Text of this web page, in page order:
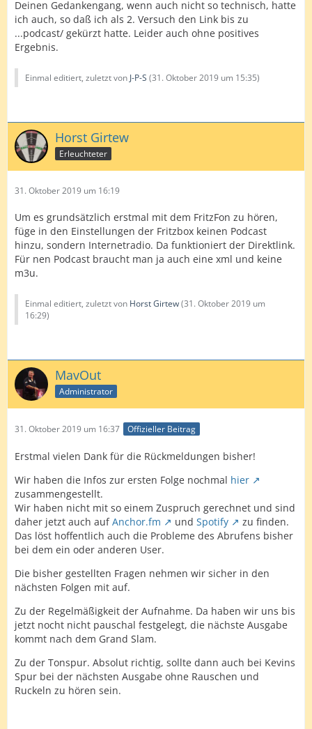
Deinen Gedankengang, wenn auch nicht so technisch, hatte
ich auch, so daß ich als 2. Versuch den Link bis zu
...podcast/ gekürzt hatte. Leider auch ohne positives
Ergebnis.
Einmal editiert, zuletzt von J-P-S (31. Oktober 2019 um 15:35)
Horst Girtew
Erleuchteter
31. Oktober 2019 um 16:19
Um es grundsätzlich erstmal mit dem FritzFon zu hören,
füge in den Einstellungen der Fritzbox keinen Podcast
hinzu, sondern Internetradio. Da funktioniert der Direktlink.
Für nen Podcast braucht man ja auch eine xml und keine
m3u.
Einmal editiert, zuletzt von Horst Girtew(31. Oktober 2019 um
16:29)
MavOut
Administrator
31. Oktober 2019 um 16:37 Offizieller Beitrag
Erstmal vielen Dank für die Rückmeldungen bisher!
Wir haben die Infos zur ersten Folge nochmal hier
zusammengestellt.
Wir haben nicht mit so einem Zuspruch gerechnet und sind
daher jetzt auch aufAnchor.fm und Spotify
zu finden.
Das löst hoffentlich auch die Probleme des Abrufens bisher
bei dem ein oder anderen User.
Die bisher gestellten Fragen nehmen wir sicher in den
nächsten Folgen mit auf.
Zu der Regelmäßigkeit der Aufnahme. Da haben wir uns bis
jetzt nocht nicht pauschal festgelegt, die nächste Ausgabe
kommt nach dem Grand Slam.
Zu der Tonspur. Absolut richtig, sollte dann auch bei Kevins
Spur bei der nächsten Ausgabe ohne Rauschen und
Ruckeln zu hören sein.